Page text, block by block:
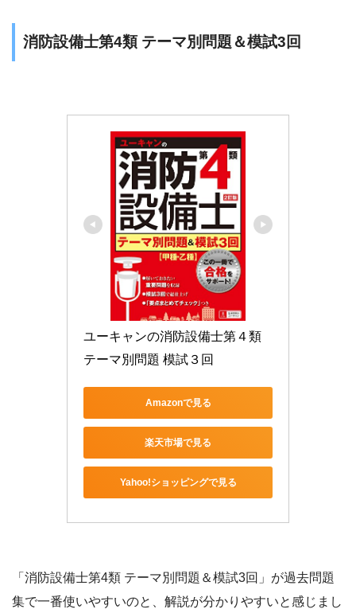
消防設備士第4類 テーマ別問題＆模試3回
ユーキャンの消防設備士第４類
テーマ別問題 模試３回
Amazonで見る
楽天市場で見る
Yahoo!ショッピングで見る
「消防設備士第4類 テーマ別問題＆模試3回」が過去問題
集で一番使いやすいのと、解説が分かりやすいと感じまし